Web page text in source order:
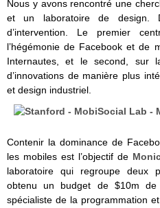
Nous y avons rencontré une
et un laboratoire de design.
d’intervention. Le premier
l’hégémonie de Facebook et de
Internautes, et le second, sur
d’innovations de manière plus
et design industriel.
Contenir la dominance de
les mobiles est l’objectif de
laboratoire qui regroupe deux
obtenu un budget de $10m
spécialiste de la programmation